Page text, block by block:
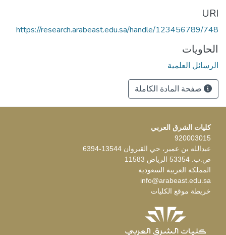
URI
https://research.arabeast.edu.sa/handle/123456789/748
الحاويات
الرسائل العلمية
صفحة المادة الكاملة
كليات الشرق العربي
920003015
عبدالله بن عمير، حي القيروان 13544-6394
ص.ب. 53354 الرياض 11583
المملكة العربية السعودية
info@arabeast.edu.sa
خريطة موقع الكليات